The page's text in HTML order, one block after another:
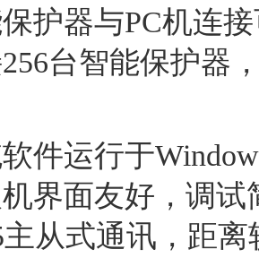
护器与PC机连
台智能保护器
件运行于
界面友好，调
主从式通讯，距离